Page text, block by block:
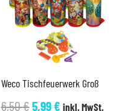
Weco Tischfeuerwerk Groß
6,50€Ursprünglicher
5,99€Aktueller
inkl. MwSt.